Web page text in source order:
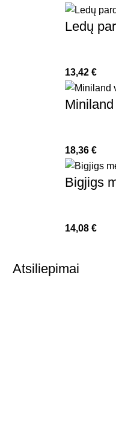
Ledų
13,42 €
18,36 €
Bigjigs
14,08 €
Atsiliepimai